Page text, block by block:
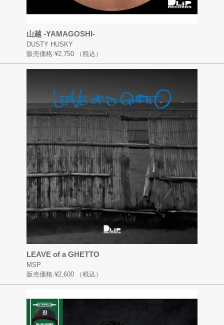
山越 -YAMAGOSHI-
DUSTY HUSKY
販売価格:¥2,750 （税込）
LEAVE of a GHETTO
MSP
販売価格:¥2,600 （税込）